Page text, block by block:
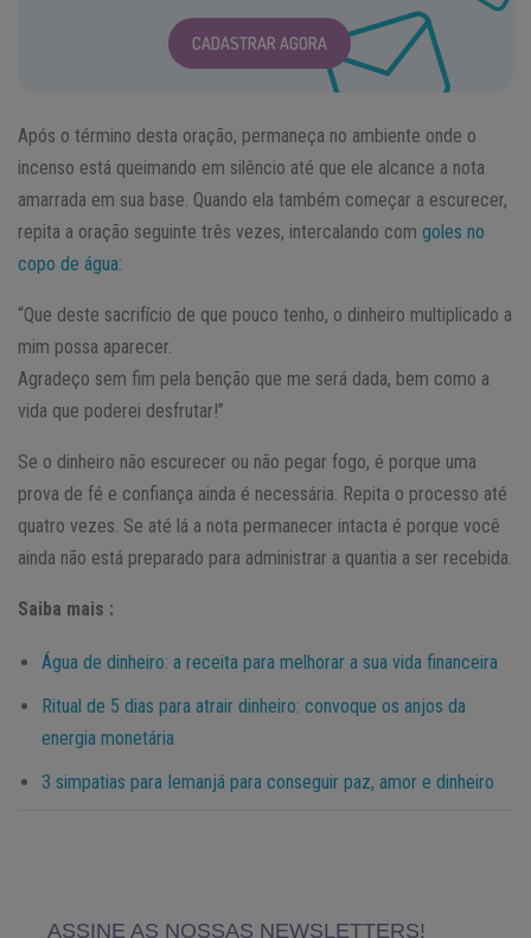
CADASTRAR AGORA
Após o término desta oração, permaneça no ambiente onde o
incenso está queimando em silêncio até que ele alcance a nota
amarrada em sua base. Quando ela também começar a escurecer,
repita a oração seguinte três vezes, intercalando com goles no
copo de água:
“Que deste sacrifício de que pouco tenho, o dinheiro multiplicado a
mim possa aparecer.
Agradeço sem fim pela benção que me será dada, bem como a
vida que poderei desfrutar!”
Se o dinheiro não escurecer ou não pegar fogo, é porque uma
prova de fé e confiança ainda é necessária. Repita o processo até
quatro vezes. Se até lá a nota permanecer intacta é porque você
ainda não está preparado para administrar a quantia a ser recebida.
Saiba mais :
Água de dinheiro: a receita para melhorar a sua vida financeira
Ritual de 5 dias para atrair dinheiro: convoque os anjos da
energia monetária
3 simpatias para Iemanjá para conseguir paz, amor e dinheiro